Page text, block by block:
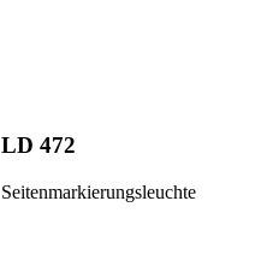
LD 472
Seitenmarkierungsleuchte